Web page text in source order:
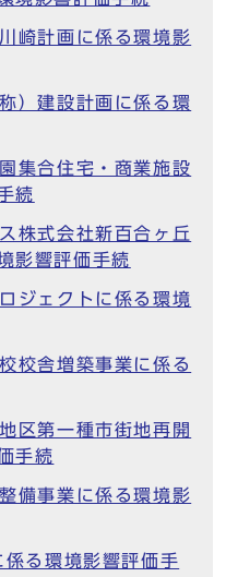
崎計画に係る環境影
）建設計画に係る環
集合住宅・商業施設
続
株式会社新百合ヶ丘
影響評価手続
ジェクトに係る環境
舎増築事業に係る
第一種市街地再開
手続
備事業に係る環境影
る環境影響評価手